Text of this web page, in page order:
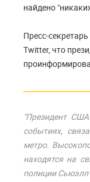
найдено
Пресс-
Twitter, что
"Президент
событиях,
метро.
находятся на
полиции